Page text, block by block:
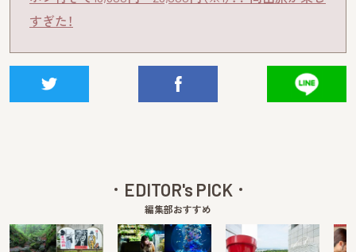
すぎた！
EDITOR's PICK
編集部おすすめ